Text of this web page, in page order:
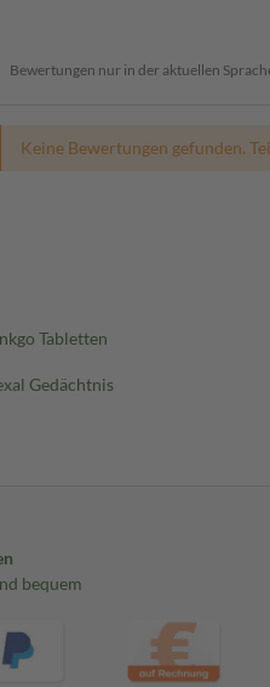
Bewertungen nur in der aktuellen
Keine Bewertungen gefunden.
Tabletten
Gedächtnis
bequem